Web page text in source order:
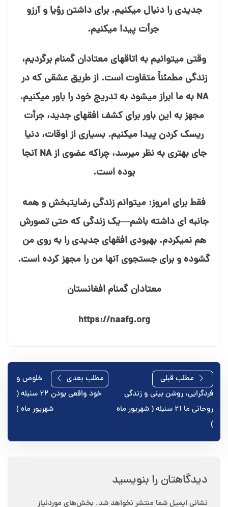
جدیدی را دنبال می⁯کنیم. برای داشتن رؤیا و آرزو
جرأت پیدا می⁯کنیم.
وقتی می⁯توانیم به اتاقهای معتادان گمنام برگردیم،
زندگی مطمئناً متفاوت است. از طریق عشقی که در
NA به ما ابراز می⁯شود به تدریج خود را باور می⁯کنیم.
مجهز به این باور برای کشف افقهای جدید، جرأت
ریسک کردن پیدا می⁯کنیم. بسیاری از اوقات، دنیا
جای بهتری به نظر می⁯رسد، چراکه عضوی از NA آنجا
بوده است.
فقط برای امروز: می⁯توانم زندگی رضایت⁯بخش و همه
جانبه⁯ ای داشته باشم—یک زندگی که حتی تصورش
هم نمی⁯کردم. بهبودی افقهای جدیدی را به روی من
گشوده و برای جستجوی آنها من را مجهز کرده است.
معتادان گمنام افغانستان
https://naafg.org
راهبری
نوشته
مطلب قبلی
فردگرایی، روشن بینی و زندگی
روحانی ما ۲۱ سنبله ( شهریور ماه
)
مطلب بعدی
خلوص و
خود واقعی بودن ۲۲ سنبله (
شهریور ماه )
دیدگاهتان را بنویسید
نشانی ایمیل شما منتشر نخواهد شد. بخش‌های موردنیاز